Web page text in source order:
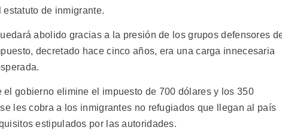
de inmigrante.
abolido gracias a la presión de los grupos defensores
decretado hace cinco años, era una carga innecesaria
gobierno elimine el impuesto de 700 dólares y los 350
les cobra a los inmigrantes no refugiados que llegan al país
estipulados por las autoridades.